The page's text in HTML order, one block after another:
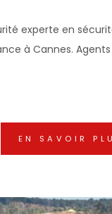
experte en
à Cannes. Agents
EN SAVOIR